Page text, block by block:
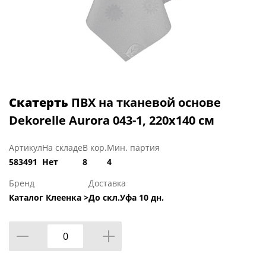
Скатерть ПВХ на тканевой основе
Dekorelle Aurora 043-1, 220х140 см
Артикул
583491
На складе
Нет
В кор.
8
Мин. партия
4
Бренд
Каталог Клеенка >
Доставка
До скл.Уфа 10 дн.